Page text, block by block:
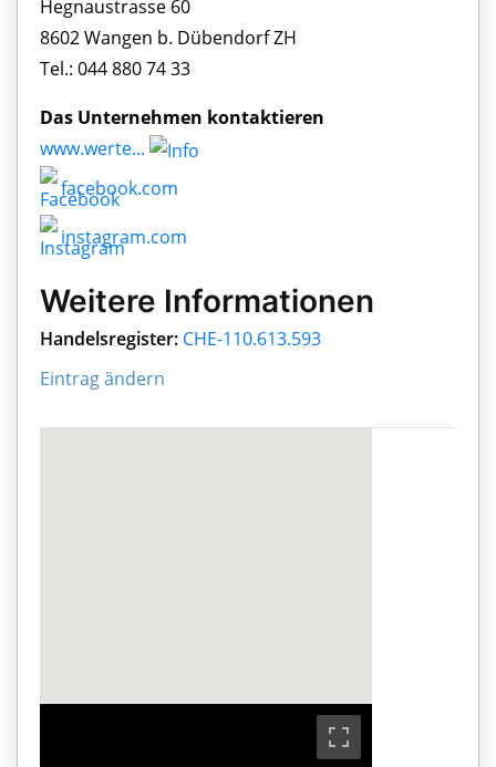
Hegnaustrasse 60
8602 Wangen b. Dübendorf ZH
Tel.: 044 880 74 33
Das Unternehmen kontaktieren
www.werte...
facebook.com
instagram.com
Weitere Informationen
Handelsregister: CHE-110.613.593
Eintrag ändern